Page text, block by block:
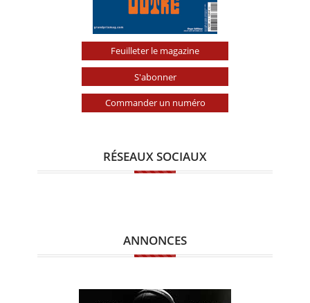
Feuilleter le magazine
S'abonner
Commander un numéro
RÉSEAUX SOCIAUX
ANNONCES